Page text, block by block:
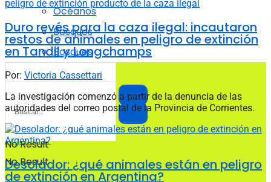
Bosques
No Result
Océanos
Bosques
No Result
Duro revés para la caza ilegal: incautaron
restos de animales en peligro de extinción
en Tandil y Longchamps
Por: Victoria Cassettari
La investigación comenzó a partir de la denuncia de las
autoridades del correo postal de la Provincia de Corrientes.
Desolador: ¿qué animales están en peligro
de extinción en Argentina?